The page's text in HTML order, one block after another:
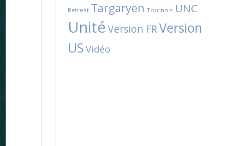
Retreat Targaryen Tournois UNC
UnitéVersion FRVersion
US Vidéo